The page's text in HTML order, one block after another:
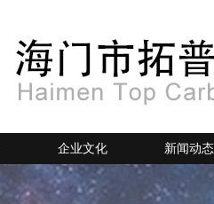
企业文化 新闻动态